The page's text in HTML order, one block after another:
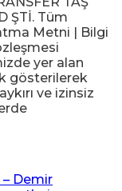
ŞTİ. Tüm
Metni | Bilgi
yer alan
gösterilerek
ve izinsiz